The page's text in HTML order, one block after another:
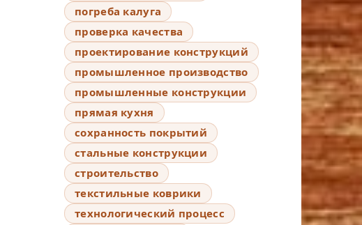
погреба калуга
проверка качества
проектирование конструкций
промышленное производство
промышленные конструкции
прямая кухня
сохранность покрытий
стальные конструкции
строительство
текстильные коврики
технологический процесс